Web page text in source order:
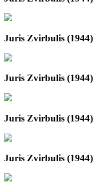
Juris Zvirbulis (1944)
Juris Zvirbulis (1944)
Juris Zvirbulis (1944)
Juris Zvirbulis (1944)